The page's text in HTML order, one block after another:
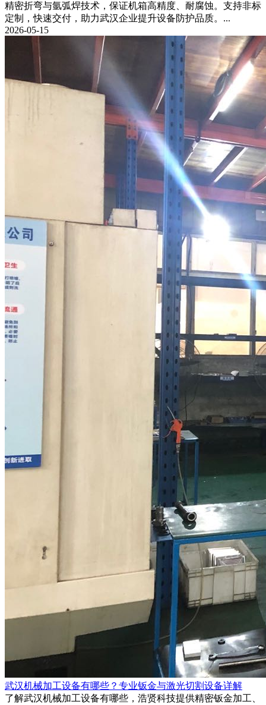
精密折弯与氩弧焊技术，保证机箱高精度、耐腐蚀。支持非标
定制，快速交付，助力武汉企业提升设备防护品质。...
2026-05-15
武汉机械加工设备有哪些？专业钣金与激光切割设备详解
了解武汉机械加工设备有哪些，浩贤科技提供精密钣金加工、